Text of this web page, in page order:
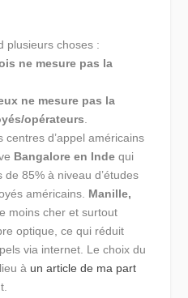
plusieurs choses :
ne mesure pas la
ne mesure pas la
opérateurs.
d’appel américains
Bangalore en Inde qui
85% à niveau d’études
américains. Manille,
moins cher et surtout
optique, ce qui réduit
via internet. Le choix du
à un article de ma part